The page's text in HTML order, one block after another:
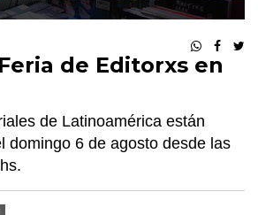
de Editorxs en
de Latinoamérica están
domingo 6 de agosto desde las